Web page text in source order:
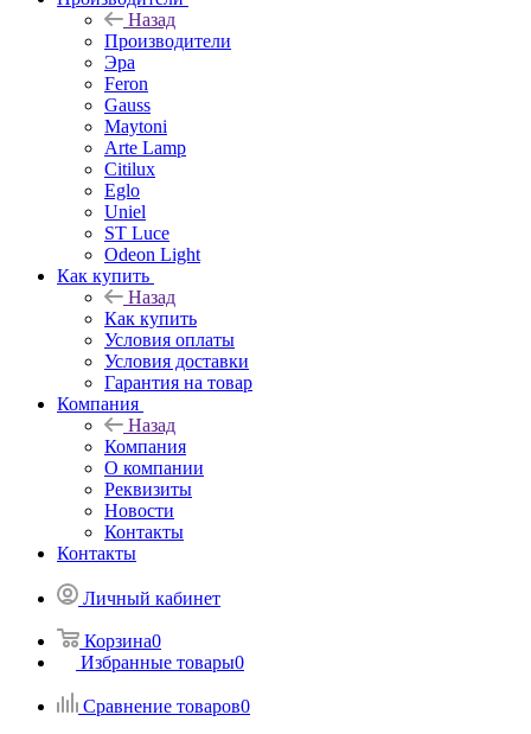
Назад
Производители
Эра
Feron
Gauss
Maytoni
Arte Lamp
Citilux
Eglo
Uniel
ST Luce
Odeon Light
Как купить
Назад
Как купить
Условия оплаты
Условия доставки
Гарантия на товар
Компания
Назад
Компания
О компании
Реквизиты
Новости
Контакты
Контакты
Личный кабинет
Корзина0
Избранные товары0
Сравнение товаров0